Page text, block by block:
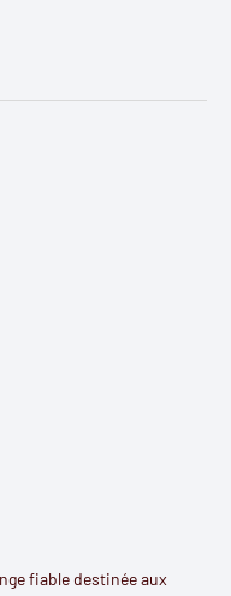
fiable destinée aux